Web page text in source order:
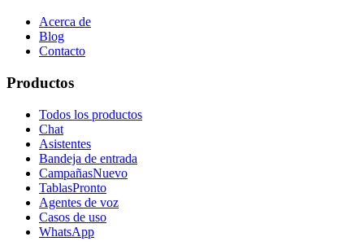
Acerca de
Blog
Contacto
Productos
Todos los productos
Chat
Asistentes
Bandeja de entrada
CampañasNuevo
TablasPronto
Agentes de voz
Casos de uso
WhatsApp